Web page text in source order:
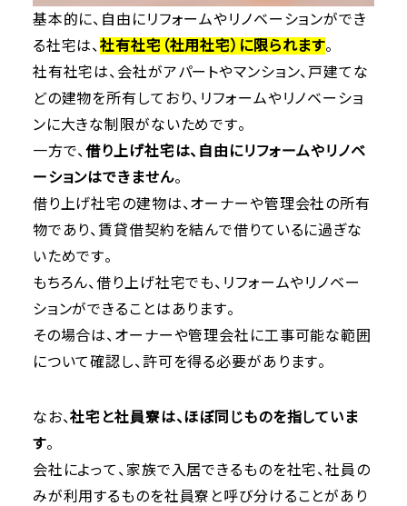
基本的に、自由にリフォームやリノベーションができ
る社宅は、社有社宅（社用社宅）に限られます。
社有社宅は、会社がアパートやマンション、戸建てな
どの建物を所有しており、リフォームやリノベーショ
ンに大きな制限がないためです。
一方で、借り上げ社宅は、自由にリフォームやリノベ
ーションはできません。
借り上げ社宅の建物は、オーナーや管理会社の所有
物であり、賃貸借契約を結んで借りているに過ぎな
いためです。
もちろん、借り上げ社宅でも、リフォームやリノベー
ションができることはあります。
その場合は、オーナーや管理会社に工事可能な範囲
について確認し、許可を得る必要があります。
なお、社宅と社員寮は、ほぼ同じものを指していま
す。
会社によって、家族で入居できるものを社宅、社員の
みが利用するものを社員寮と呼び分けることがあり